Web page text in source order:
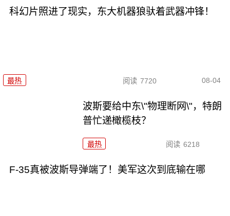
科幻片照进了现实，东大机器狼驮着武器冲锋！
最热 阅读 7720 08-04
波斯要给中东\"物理断网\"，特朗
普忙递橄榄枝？
最热 阅读 6218
F-35真被波斯导弹端了！美军这次到底输在哪